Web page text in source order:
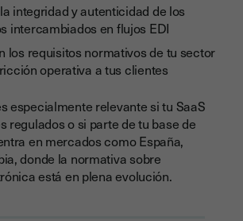
integridad y autenticidad de los
intercambiados en flujos EDI
los requisitos normativos de tu sector
operativa a tus clientes
especialmente relevante si tu SaaS
regulados o si parte de tu base de
en mercados como España,
donde la normativa sobre
está en plena evolución.